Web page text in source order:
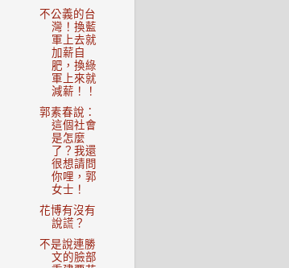
不公義的台
灣！換藍
軍上去就
加薪自
肥，換綠
軍上來就
減薪！！
郭素春說：
這個社會
是怎麼
了？我還
很想請問
你哩，郭
女士！
花博有沒有
說謊？
不是說連勝
文的臉部